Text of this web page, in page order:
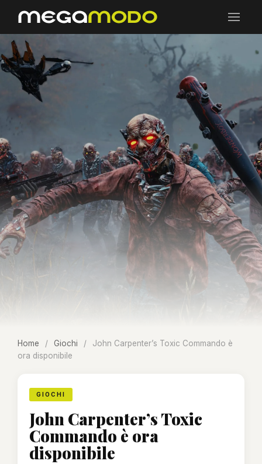
Home / Giochi /
John Carpenter’s Toxic Commando è
ora disponibile
GIOCHI
John Carpenter’s Toxic
Commando è ora
disponibile